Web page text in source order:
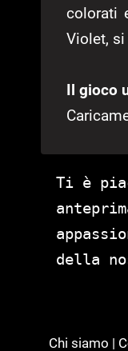
colorati
Violet,
Il gioco
Ti è
della
Chi siamo |